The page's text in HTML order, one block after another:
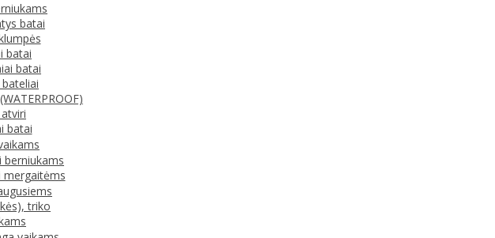
batai
batai
batai
batai
triko